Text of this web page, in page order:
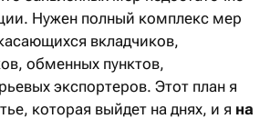
Нужен полный комплекс мер
вкладчиков,
обменных пунктов,
экспортеров. Этот план я
которая выйдет на днях, и я на